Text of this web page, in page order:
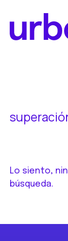
contenido
pie
Lo siento,
búsqueda.